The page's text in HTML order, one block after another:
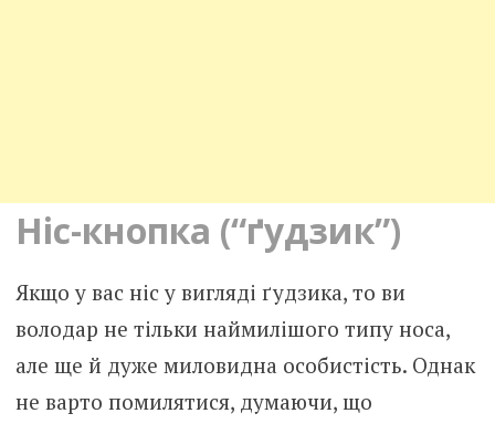
Ніс-кнопка (“ґудзик”)
Якщо у вас ніс у вигляді ґудзика, то ви
володар не тільки наймилішого типу носа,
але ще й дуже миловидна особистість. Однак
не варто помилятися, думаючи, що